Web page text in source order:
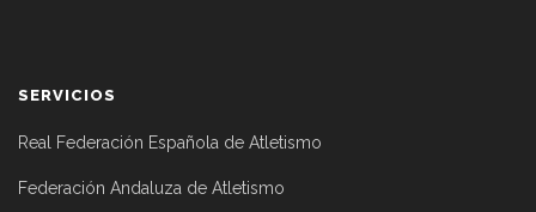
SERVICIOS
Real Federación Española de Atletismo
Federación Andaluza de Atletismo